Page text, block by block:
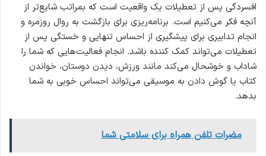
افسردگی پس از تعطیلات یک واقعیت است که بمراتب شایع‌تر از
آنچه فکر می‌کنیم است. برنامه‌ریزی برای بازگشت به روال روزمره و
انجام تدابیری برای پیشگیری از احساس تنهایی و خستگی پس از
تعطیلات می‌تواند کمک کننده باشد. انجام فعالیت‌هایی که شما را
شاداب و خوشحال می‌کند مانند ورزش، دیدن دوستان، خواندن
کتاب یا گوش دادن به موسیقی می‌تواند احساس خوبی به شما
بدهد.
مضرات تلفن همراه برای سلامتی شما